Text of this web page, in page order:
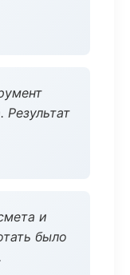
Результат
и
было